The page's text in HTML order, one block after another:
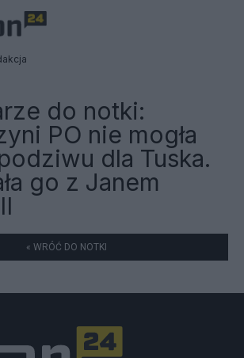
do notki:
PO nie mogła
dla Tuska.
go z Janem
« WRÓĆ DO NOTKI